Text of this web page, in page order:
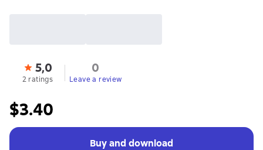
5,0
2 ratings
0
Leave a review
$3.40
Buy and download